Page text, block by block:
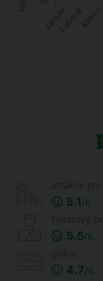
5.1 /6
5.5/6
4.7/6